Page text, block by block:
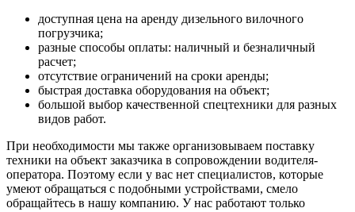
доступная цена на аренду дизельного вилочного
погрузчика;
разные способы оплаты: наличный и безналичный
расчет;
отсутствие ограничений на сроки аренды;
быстрая доставка оборудования на объект;
большой выбор качественной спецтехники для разных
видов работ.
При необходимости мы также организовываем поставку
техники на объект заказчика в сопровождении водителя-
оператора. Поэтому если у вас нет специалистов, которые
умеют обращаться с подобными устройствами, смело
обращайтесь в нашу компанию. У нас работают только